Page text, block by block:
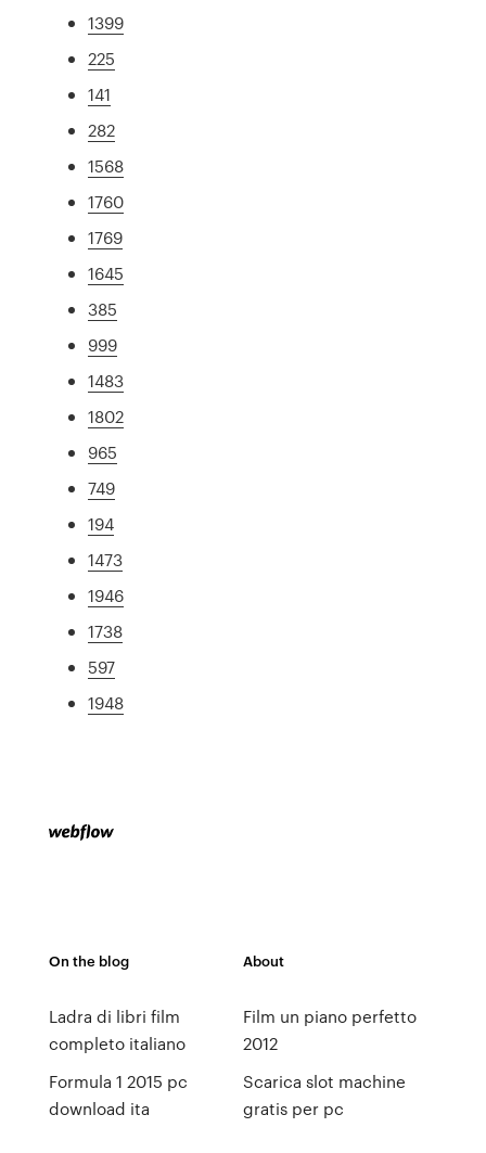
1399
225
141
282
1568
1760
1769
1645
385
999
1483
1802
965
749
194
1473
1946
1738
597
1948
On the blog
Ladra di libri film
completo italiano
Formula 1 2015 pc
download ita
About
Film un piano perfetto
2012
Scarica slot machine
gratis per pc